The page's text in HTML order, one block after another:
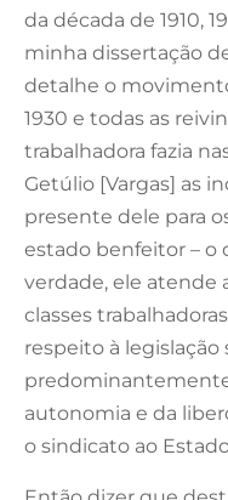
da década de 1910,
minha dissertação
detalhe o
1930 e todas as
trabalhadora fazia
Getúlio [Vargas] as
presente dele para
estado benfeitor – o
verdade, ele atende
classes
respeito à legislação
autonomia e da
o sindicato ao